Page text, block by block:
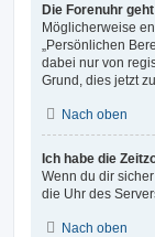
Die Forenuhr
Möglicherweise
„Persönlichen
dabei nur von
Grund, dies jetzt zu
Nach oben
Ich habe die
Wenn du dir
die Uhr des
Nach oben